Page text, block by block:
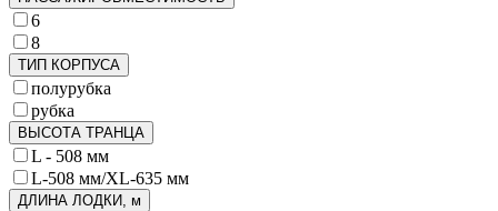
6
8
ТИП КОРПУСА
полурубка
рубка
ВЫСОТА ТРАНЦА
L - 508 мм
L-508 мм/XL-635 мм
ДЛИНА ЛОДКИ, м